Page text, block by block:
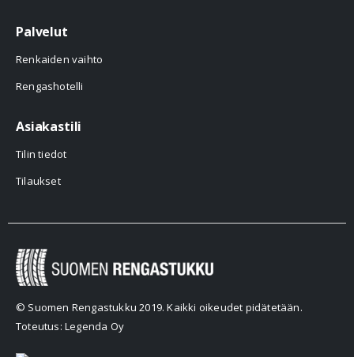
Palvelut
Renkaiden vaihto
Rengashotelli
Asiakastili
Tilin tiedot
Tilaukset
© Suomen Rengastukku 2019. Kaikki oikeudet pidätetään.
Toteutus: Legenda Oy